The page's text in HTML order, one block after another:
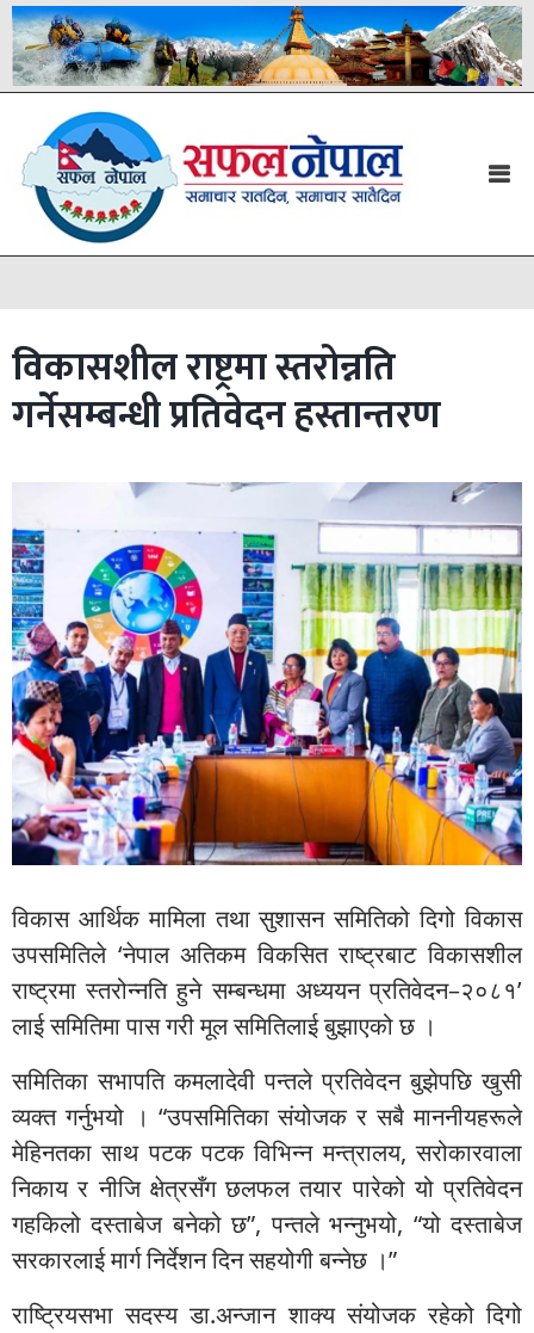
विकासशील राष्ट्रमा स्तरोन्नति
गर्नेसम्बन्धी प्रतिवेदन हस्तान्तरण
विकास आर्थिक मामिला तथा सुशासन समितिको दिगो विकास
उपसमितिले ‘नेपाल अतिकम विकसित राष्ट्रबाट विकासशील
राष्ट्रमा स्तरोन्नति हुने सम्बन्धमा अध्ययन प्रतिवेदन–२०८१’
लाई समितिमा पास गरी मूल समितिलाई बुझाएको छ ।
समितिका सभापति कमलादेवी पन्तले प्रतिवेदन बुझेपछि खुसी
व्यक्त गर्नुभयो । “उपसमितिका संयोजक र सबै माननीयहरूले
मेहिनतका साथ पटक पटक विभिन्न मन्त्रालय, सरोकारवाला
निकाय र नीजि क्षेत्रसँग छलफल तयार पारेको यो प्रतिवेदन
गहकिलो दस्ताबेज बनेको छ”, पन्तले भन्नुभयो, “यो दस्ताबेज
सरकारलाई मार्ग निर्देशन दिन सहयोगी बन्नेछ ।”
राष्ट्रियसभा सदस्य डा.अन्जान शाक्य संयोजक रहेको दिगो